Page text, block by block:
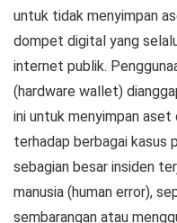
untuk tidak menyimpan
dompet digital yang
internet publik.
(hardware wallet)
ini untuk menyimpan aset
terhadap berbagai kasus
sebagian besar insiden
manusia (human error),
sembarangan atau